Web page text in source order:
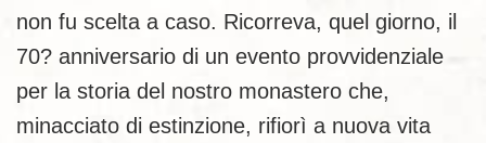
non fu scelta a caso. Ricorreva, quel giorno, il
70? anniversario di un evento provvidenziale
per la storia del nostro monastero che,
minacciato di estinzione, rifiorì a nuova vita